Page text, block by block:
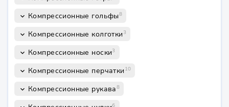
keyboard_arrow_down Компрессионные гольфы8
keyboard_arrow_down Компрессионные колготки 3
keyboard_arrow_down Компрессионные носки3
keyboard_arrow_down Компрессионные перчатки 10
keyboard_arrow_down Компрессионные рукава8
6